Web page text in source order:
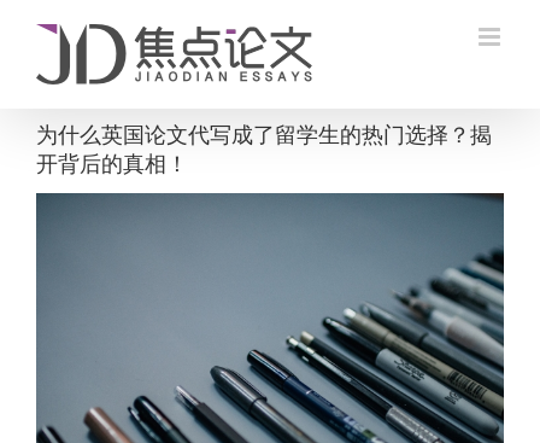
content
为什么英国论文代写成了留学生的热门选择？揭
开背后的真相！